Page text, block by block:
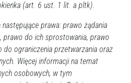
(art. 6 ust. 1 lit. a pltk).
prawa: prawo żądania
prawo do ich sprostowania, prawo
do ograniczenia przetwarzania oraz
Więcej informacji na temat
osobowych, w tym